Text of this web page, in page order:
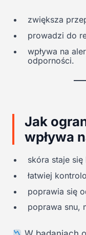
zwiększa
prowadzi do
wpływa na
odporności.
Jak
wpływa
skóra staje
łatwiej
poprawia się
poprawa snu,